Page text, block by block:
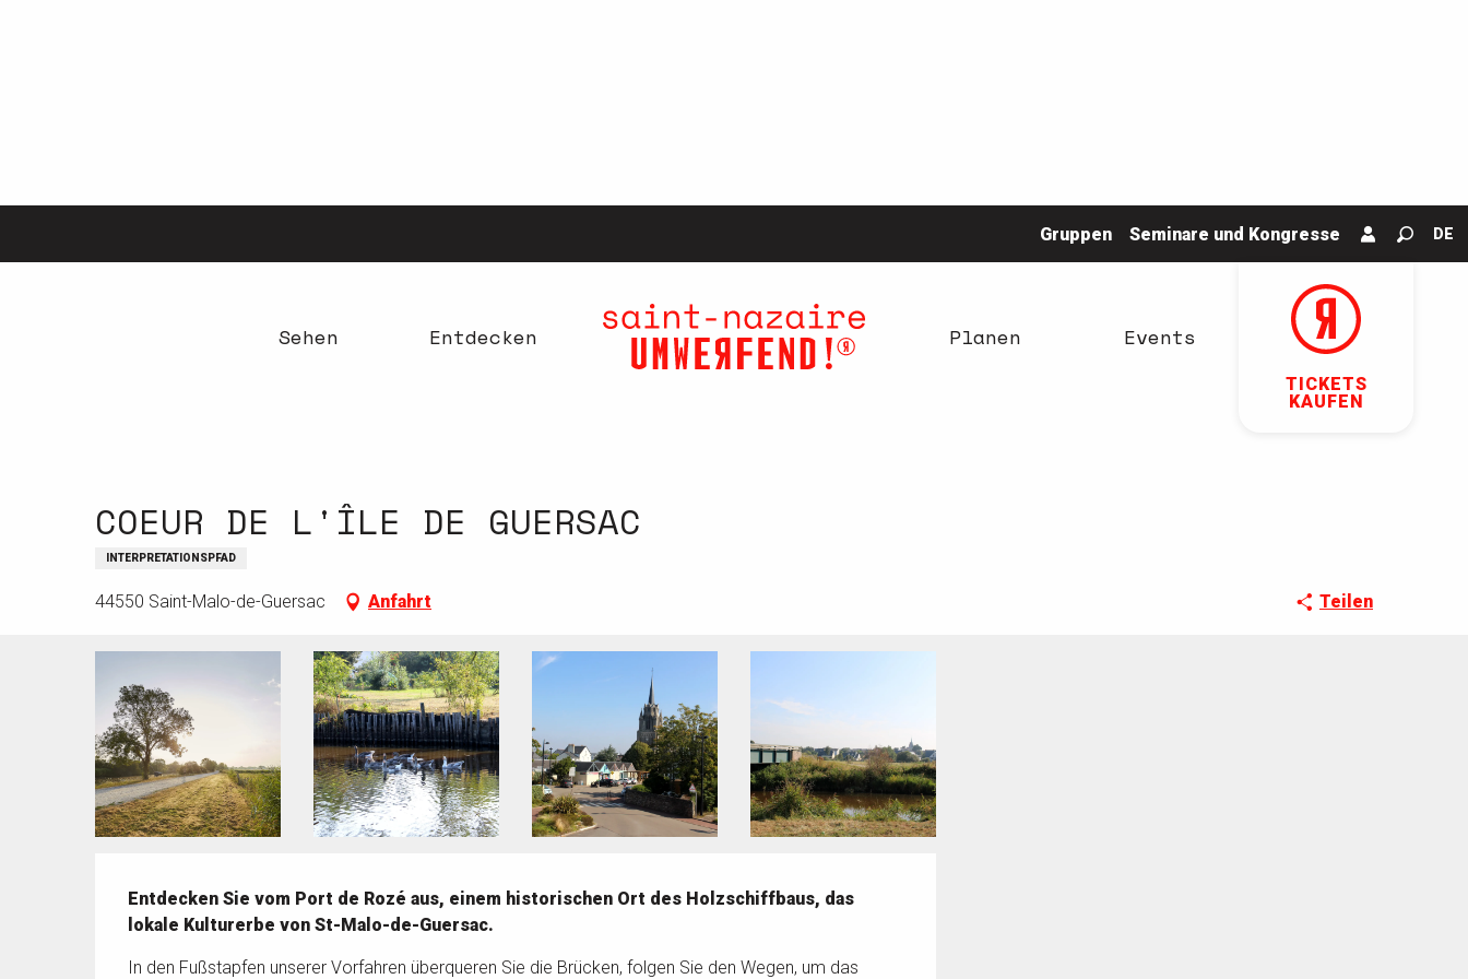
Gruppen Seminare und Kongresse
Suche
DE
TICKETS
KAUFEN
Sehen Entdecken Planen Events
COEUR DE L'ÎLE DE GUERSAC
INTERPRETATIONSPFAD
44550 Saint-Malo-de-Guersac Anfahrt Teilen
Entdecken Sie vom Port de Rozé aus, einem historischen Ort des Holzschiffbaus, das
lokale Kulturerbe von St-Malo-de-Guersac.
In den Fußstapfen unserer Vorfahren überqueren Sie die Brücken, folgen Sie den Wegen, um das